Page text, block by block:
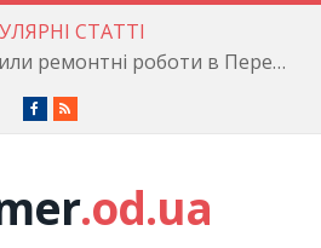
СТАТТІ
Енергетики завершили ремонтні роботи в Пересипському районі
Facebook
RSS
.od.ua